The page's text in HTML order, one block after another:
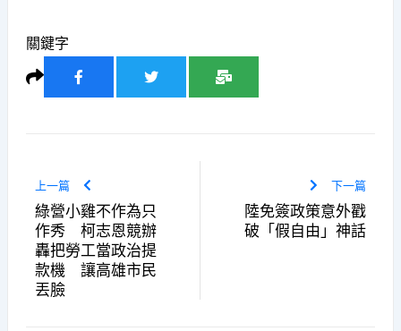
關鍵字
上一篇
綠營小雞不作為只
作秀 柯志恩競辦
轟把勞工當政治提
款機 讓高雄市民
丟臉
下一篇
陸免簽政策意外戳
破「假自由」神話